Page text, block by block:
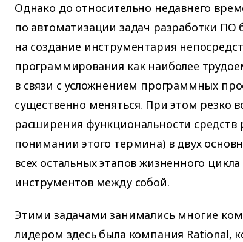
Однако до относительно недавнего
по автоматизации задач разработки ПО
на создание инструментария
программирования как наиболее
в связи с усложнением программных
существенно меняться. При этом резко
расширения функциональности
понимании этого термина) в двух
всех остальных этапов жизненного
инструментов между собой.
Этими задачами занимались многие
лидером здесь была компания Rational,